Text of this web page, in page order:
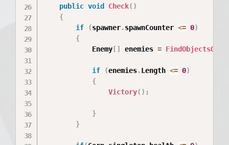
public void Check( )
{
if
(spawner.spawnCounter <= 0)
{
            Enemy
[] enemies =
if (enemies.Length <= 0)
{
Victory( ) ;
}
}